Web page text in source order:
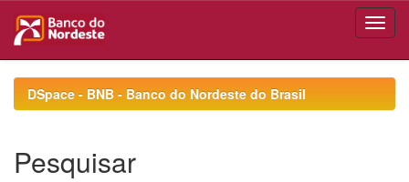
navigationDSpace - BNB - Banco do Nordeste do Brasil
Pesquisar